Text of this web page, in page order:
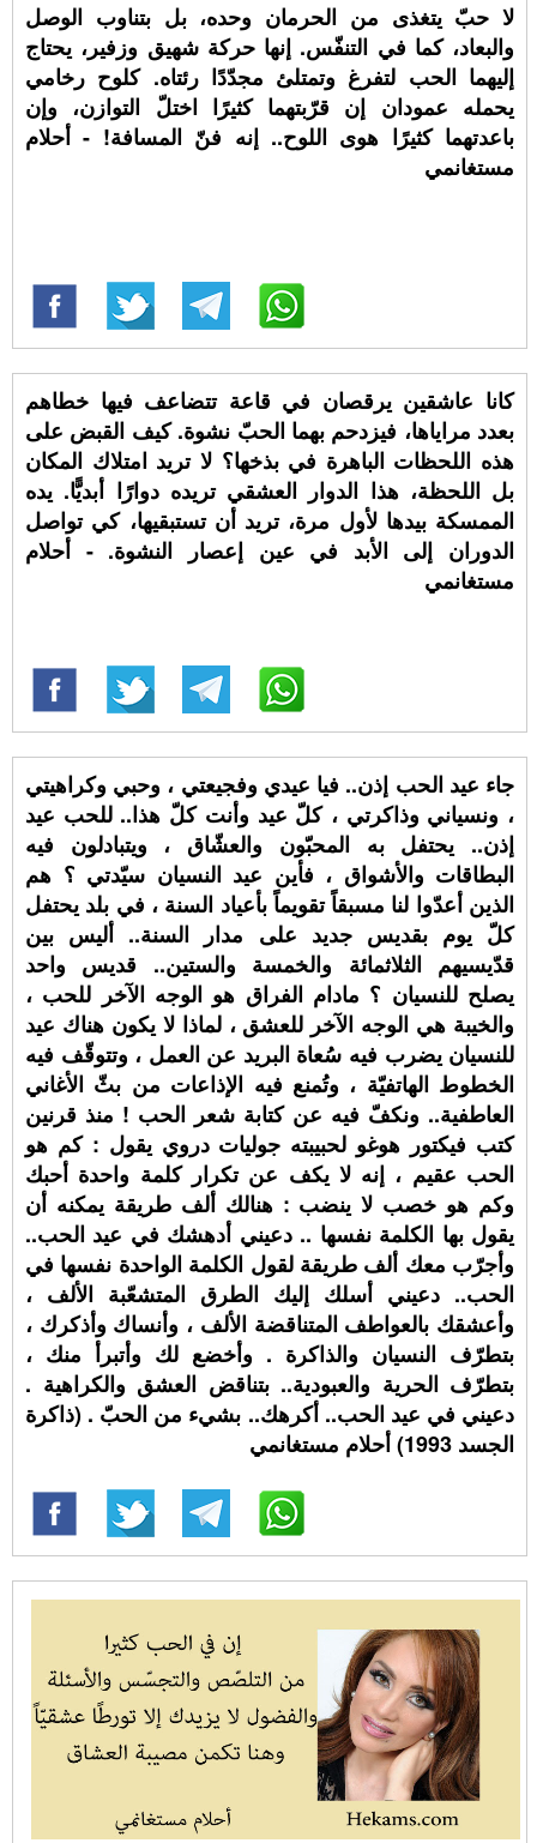
لا حبّ يتغذى من الحرمان وحده، بل بتناوب الوصل
والبعاد، كما في التنفّس. إنها حركة شهيق وزفير، يحتاج
إليهما الحب لتفرغ وتمتلئ مجدّدًا رئتاه. كلوح رخامي
يحمله عمودان إن قرّبتهما كثيرًا اختلّ التوازن، وإن
باعدتهما كثيرًا هوى اللوح.. إنه فنّ المسافة! - أحلام
مستغانمي
كانا عاشقين يرقصان في قاعة تتضاعف فيها خطاهم
بعدد مراياها، فيزدحم بهما الحبّ نشوة. كيف القبض على
هذه اللحظات الباهرة في بذخها؟ لا تريد امتلاك المكان
بل اللحظة، هذا الدوار العشقي تريده دوارًا أبديًّا. يده
الممسكة بيدها لأول مرة، تريد أن تستبقيها، كي تواصل
الدوران إلى الأبد في عين إعصار النشوة. - أحلام
مستغانمي
جاء عيد الحب إذن.. فيا عيدي وفجيعتي ، وحبي وكراهيتي
، ونسياني وذاكرتي ، كلّ عيد وأنت كلّ هذا.. للحب عيد
إذن.. يحتفل به المحبّون والعشّاق ، ويتبادلون فيه
البطاقات والأشواق ، فأين عيد النسيان سيّدتي ؟ هم
الذين أعدّوا لنا مسبقاً تقويماً بأعياد السنة ، في بلد يحتفل
كلّ يوم بقديس جديد على مدار السنة.. أليس بين
قدّيسيهم الثلاثمائة والخمسة والستين.. قديس واحد
يصلح للنسيان ؟ مادام الفراق هو الوجه الآخر للحب ،
والخيبة هي الوجه الآخر للعشق ، لماذا لا يكون هناك عيد
للنسيان يضرب فيه سُعاة البريد عن العمل ، وتتوقّف فيه
الخطوط الهاتفيّة ، وتُمنع فيه الإذاعات من بثّ الأغاني
العاطفية.. ونكفّ فيه عن كتابة شعر الحب ! منذ قرنين
كتب فيكتور هوغو لحبيبته جوليات دروي يقول : كم هو
الحب عقيم ، إنه لا يكف عن تكرار كلمة واحدة أحبك
وكم هو خصب لا ينضب : هنالك ألف طريقة يمكنه أن
يقول بها الكلمة نفسها .. دعيني أدهشك في عيد الحب..
وأجرّب معك ألف طريقة لقول الكلمة الواحدة نفسها في
الحب.. دعيني أسلك إليك الطرق المتشعّبة الألف ،
وأعشقك بالعواطف المتناقضة الألف ، وأنساك وأذكرك ،
بتطرّف النسيان والذاكرة . وأخضع لك وأتبرأ منك ،
بتطرّف الحرية والعبودية.. بتناقض العشق والكراهية .
دعيني في عيد الحب.. أكرهك.. بشيء من الحبّ . (ذاكرة
الجسد 1993) أحلام مستغانمي